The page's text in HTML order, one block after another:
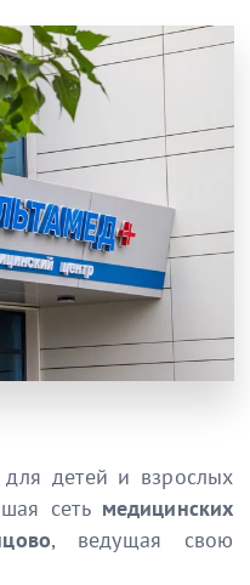
детей и взрослых
сеть медицинских
, ведущая свою